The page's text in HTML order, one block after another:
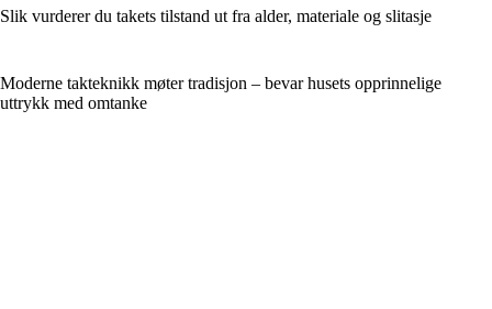
Slik vurderer du takets tilstand ut fra alder, materiale og slitasje
Moderne takteknikk møter tradisjon – bevar husets opprinnelige
uttrykk med omtanke